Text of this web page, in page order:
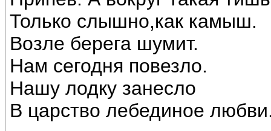
Только слышно,как камыш.
Возле берега шумит.
Нам сегодня повезло.
Нашу лодку занесло
В царство лебединое